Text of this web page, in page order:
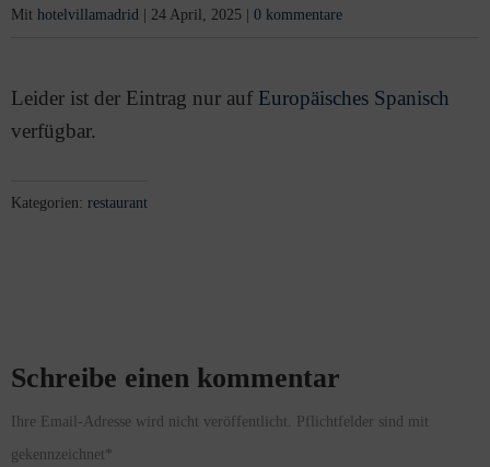
Mit hotelvillamadrid 24 April, 2025 0 kommentare
Leider ist der Eintrag nur auf Europäisches Spanisch
verfügbar.
Kategorien: restaurant
Schreibe einen kommentar
Ihre Email-Adresse wird nicht veröffentlicht. Pflichtfelder sind mit
gekennzeichnet*